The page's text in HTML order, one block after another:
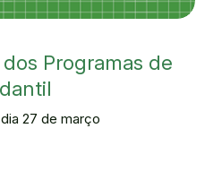
Programas de
27 de março